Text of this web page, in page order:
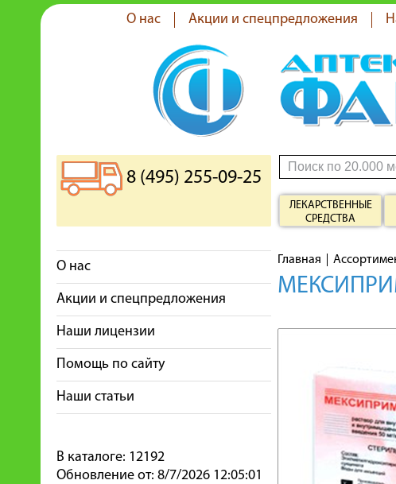
О нас Акции и спецпредложения
8 (495) 255-09-25
ЛЕКАРСТВЕННЫЕ
СРЕДСТВА
О нас
Акции и спецпредложения
Наши лицензии
Помощь по сайту
Наши статьи
В каталоге: 12192
Обновление от: 8/7/2026 12:05:01
Главная